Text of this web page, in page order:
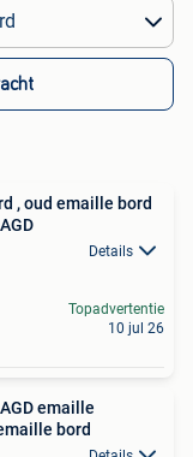
, oud emaille bord
Details
Topadvertentie
10 jul 26
emaille
bord